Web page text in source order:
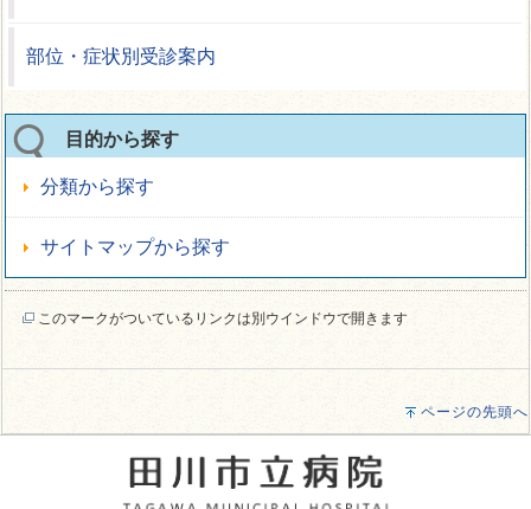
部位・症状別受診案内
目的から探す
分類から探す
サイトマップから探す
このマークがついているリンクは別ウインドウで開きます
ページの先頭へ